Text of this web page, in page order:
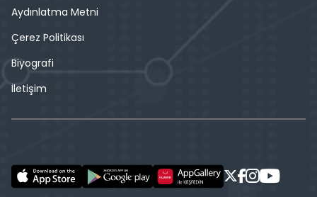
Aydınlatma Metni
Çerez Politikası
Biyografi
İletişim